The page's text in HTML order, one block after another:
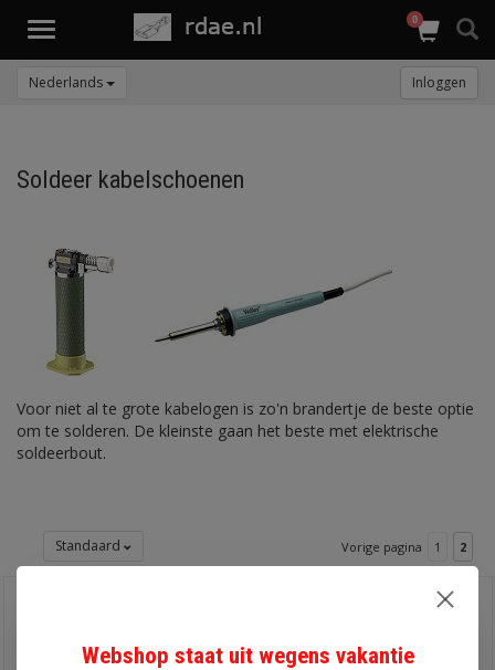
Toggle
0
Nederlands Inloggen
Soldeer kabelschoenen
Voor niet al te grote kabelogen is zo'n brandertje de beste optie
om te solderen. De kleinste gaan het beste met elektrische
soldeerbout.
Standaard Vorige pagina 1 2
Webshop staat uit wegens vakantie